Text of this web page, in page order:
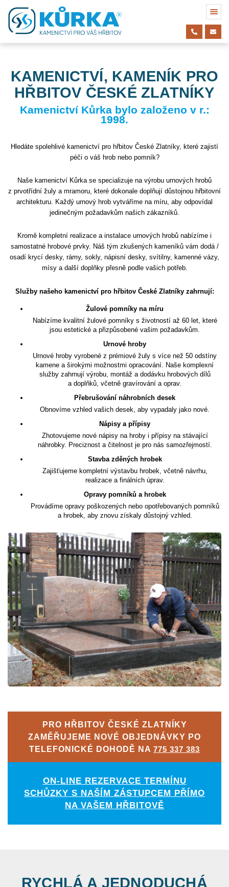
KAMENICTVÍ, KAMENÍK PRO
HŘBITOV ČESKÉ ZLATNÍKY
Kamenictví Kůrka bylo založeno v r.:
1998.
Hledáte spolehlivé kamenictví pro hřbitov České Zlatníky, které zajistí
péči o váš hrob nebo pomník?
Naše kamenictví Kůrka se specializuje na výrobu urnových hrobů
z prvotřídní žuly a mramoru, které dokonale doplňují důstojnou hřbitovní
architekturu. Každý urnový hrob vytváříme na míru, aby odpovídal
jedinečným požadavkům našich zákazníků.
Kromě kompletní realizace a instalace urnových hrobů nabízíme i
samostatné hrobové prvky. Náš tým zkušených kameníků vám dodá /
osadí krycí desky, rámy, sokly, nápisní desky, svítilny, kamenné vázy,
mísy a další doplňky přesně podle vašich potřeb.
Služby našeho kamenictví pro hřbitov České Zlatníky zahrnují:
Žulové pomníky na míru
Nabízíme kvalitní žulové pomníky s životností až 60 let, které
jsou estetické a přizpůsobené vašim požadavkům.
Urnové hroby
Urnové hroby vyrobené z prémiové žuly s více než 50 odstíny
kamene a širokými možnostmi opracování. Naše komplexní
služby zahrnují výrobu, montáž a dodávku hrobových dílů
a doplňků, včetně gravírování a oprav.
Přebrušování náhrobních desek
Obnovíme vzhled vašich desek, aby vypadaly jako nové.
Nápisy a přípisy
Zhotovujeme nové nápisy na hroby i přípisy na stávající
náhrobky. Preciznost a čitelnost je pro nás samozřejmostí.
Stavba zděných hrobek
Zajišťujeme kompletní výstavbu hrobek, včetně návrhu,
realizace a finálních úprav.
Opravy pomníků a hrobek
Provádíme opravy poškozených nebo opotřebovaných pomníků
a hrobek, aby znovu získaly důstojný vzhled.
PRO HŘBITOV ČESKÉ ZLATNÍKY
ZAMĚŘUJEME NOVÉ OBJEDNÁVKY PO
TELEFONICKÉ DOHODĚ NA 775 337 383
ON-LINE REZERVACE TERMÍNU
SCHŮZKY S NAŠÍM ZÁSTUPCEM PŘÍMO
NA VAŠEM HŘBITOVĚ
RYCHLÁ A JEDNODUCHÁ